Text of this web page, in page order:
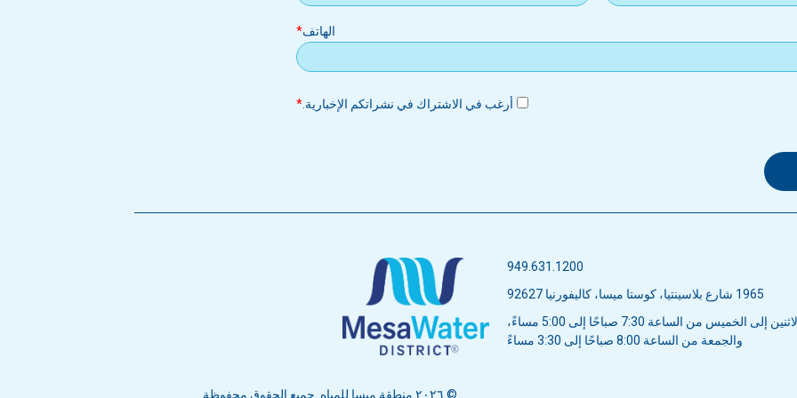
الهاتف
أرغب في الاشتراك في نشراتكم الإخبارية.
949.631.1200
1965 شارع بلاسينتيا، كوستا ميسا، كاليفورنيا 92627
إلى الخميس من الساعة 7:30 صباحًا إلى 5:00 مساءً،
والجمعة من الساعة 8:00 صباحًا إلى 3:30 مساءً
© ٢٠٢٦ منطقة ميسا للمياه. جميع الحقوق محفوظة.